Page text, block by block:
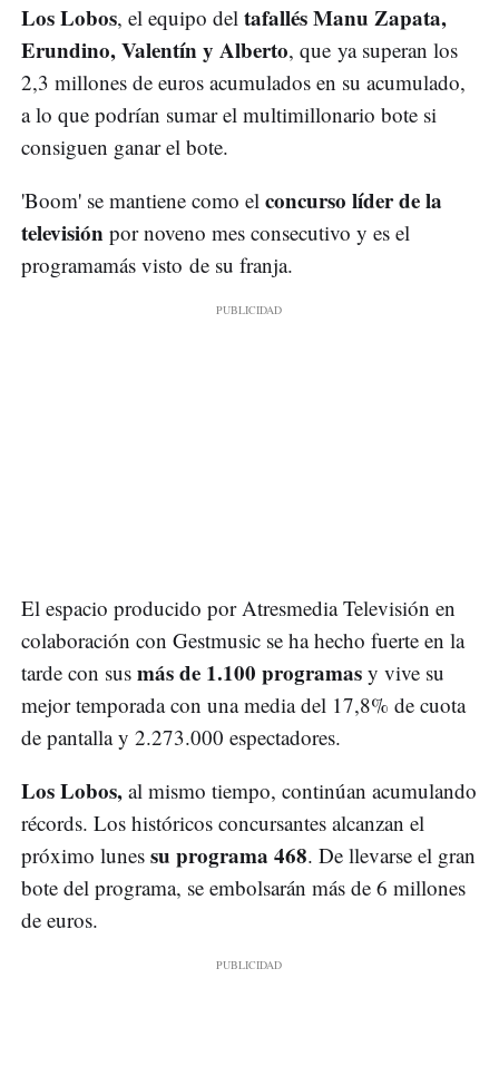
Los Lobos, el equipo del tafallés Manu Zapata,
Erundino, Valentín y Alberto, que ya superan los
2,3 millones de euros acumulados en su acumulado,
a lo que podrían sumar el multimillonario bote si
consiguen ganar el bote.
'Boom' se mantiene como el concurso líder de la
televisión por noveno mes consecutivo y es el
programamás visto de su franja.
El espacio producido por Atresmedia Televisión en
colaboración con Gestmusic se ha hecho fuerte en la
tarde con sus más de 1.100 programas y vive su
mejor temporada con una media del 17,8% de cuota
de pantalla y 2.273.000 espectadores.
Los Lobos, al mismo tiempo, continúan acumulando
récords. Los históricos concursantes alcanzan el
próximo lunes su programa 468. De llevarse el gran
bote del programa, se embolsarán más de 6 millones
de euros.